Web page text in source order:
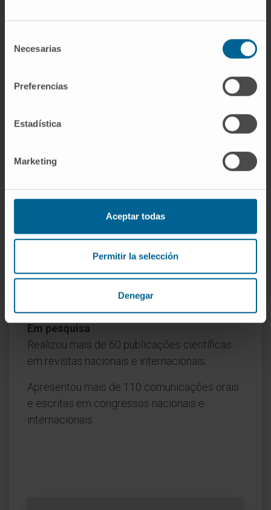
Necesarias
Preferencias
Estadística
Marketing
Aceptar todas
Permitir la selección
Denegar
ÁREAS DE INTERESSE
Técnicas broncoscópicas avançadas, incluindo
No ensino
Professor clínico associado e colaborador.
Tutor de residentes. Departamento de
Pamplona, 2004-2011
Em pesquisa
Realizou mais de 60 publicações científicas
em revistas nacionais e internacionais.
Apresentou mais de 110 comunicações orais
e escritas em congressos nacionais e
internacionais.